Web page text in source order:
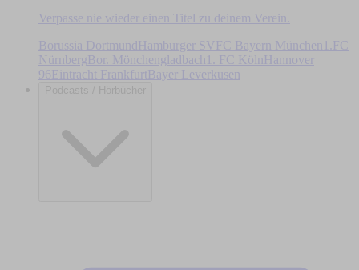
Verpasse nie wieder einen Titel zu deinem Verein.
Borussia DortmundHamburger SV FC Bayern München
1.FC
Nürnberg Bor. Mönchengladbach 1. FC Köln
Hannover
96Eintracht Frankfurt Bayer Leverkusen
Podcasts / Hörbücher